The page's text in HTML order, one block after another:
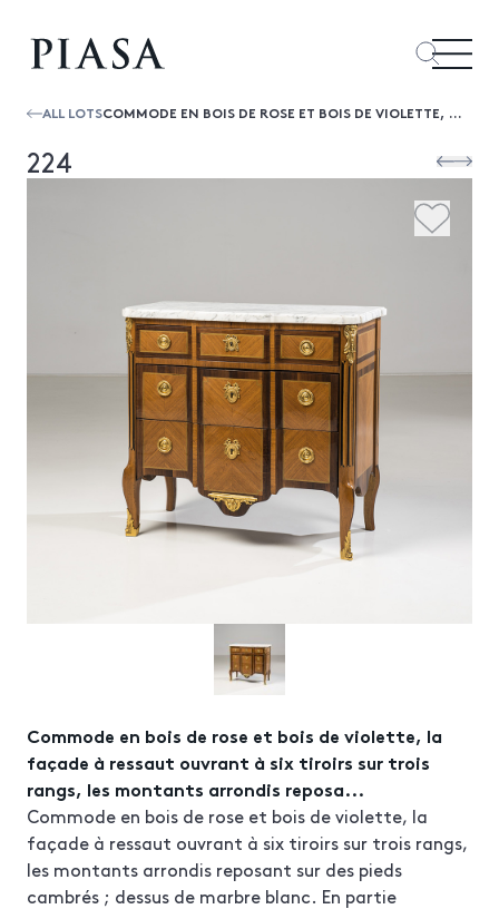
ALL LOTS COMMODE EN BOIS DE ROSE ET BOIS DE VIOLETTE, LA FAÇADE À RESSAUT OUVRANT À SIX TIROIRS SUR TROIS RANGS, LES MONTANTS ARRONDIS REPOSA...
224
Commode en bois de rose et bois de violette, la
façade à ressaut ouvrant à six tiroirs sur trois
rangs, les montants arrondis reposa...
Commode en bois de rose et bois de violette, la
façade à ressaut ouvrant à six tiroirs sur trois rangs,
les montants arrondis reposant sur des pieds
cambrés ; dessus de marbre blanc. En partie